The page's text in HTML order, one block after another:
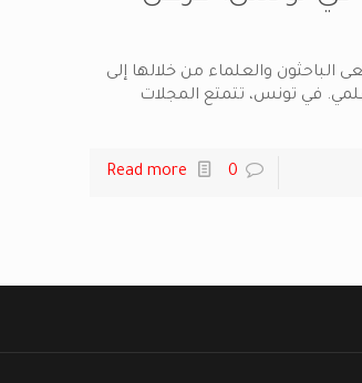
الباحثون والعلماء من خلالها إلى
في تونس، تتمتع المجلات
0
Read more